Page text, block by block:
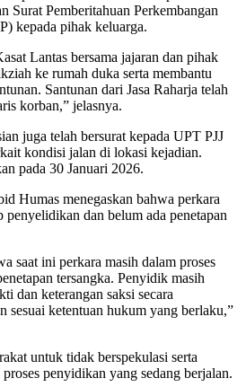
Surat Pemberitahuan Perkembangan
kepada pihak keluarga.
Lantas bersama jajaran dan pihak
ke rumah duka serta membantu
Santunan dari Jasa Raharja telah
korban,” jelasnya.
juga telah bersurat kepada UPT PJJ
kondisi jalan di lokasi kejadian.
pada 30 Januari 2026.
Humas menegaskan bahwa perkara
penyelidikan dan belum ada penetapan
saat ini perkara masih dalam proses
tersangka. Penyidik masih
dan keterangan saksi secara
sesuai ketentuan hukum yang berlaku,”
untuk tidak berspekulasi serta
penyidikan yang sedang berjalan.